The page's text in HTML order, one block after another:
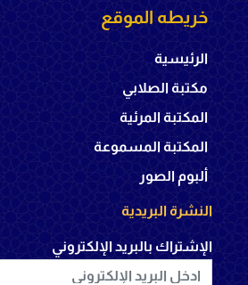
خريطه الموقع
الرئيسية
مكتبة الصلابي
المكتبة المرئية
المكتبة المسموعة
ألبوم الصور
النشرة البريدية
الإشتراك بالبريد الإلكتروني